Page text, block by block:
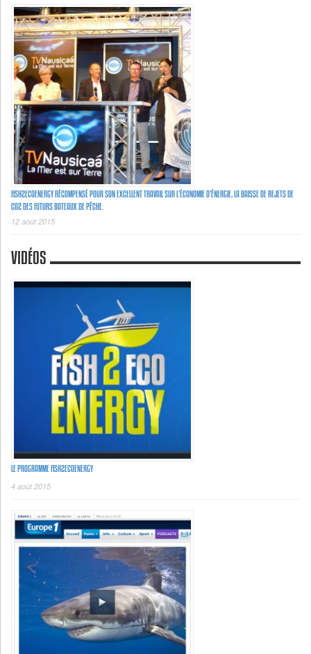
FISH2ECOENERGY RÉCOMPENSÉ POUR SON EXCELLENT TRAVAIL SUR L’ÉCONOMIE D’ÉNERGIE, LA BAISSE DE REJETS DE
C02 DES FUTURS BATEAUX DE PÊCHE.
12 août 2015
VIDÉOS
LE PROGRAMME FISH2ECOENERGY
4 août 2015